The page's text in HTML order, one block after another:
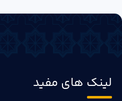
لینک های مفید